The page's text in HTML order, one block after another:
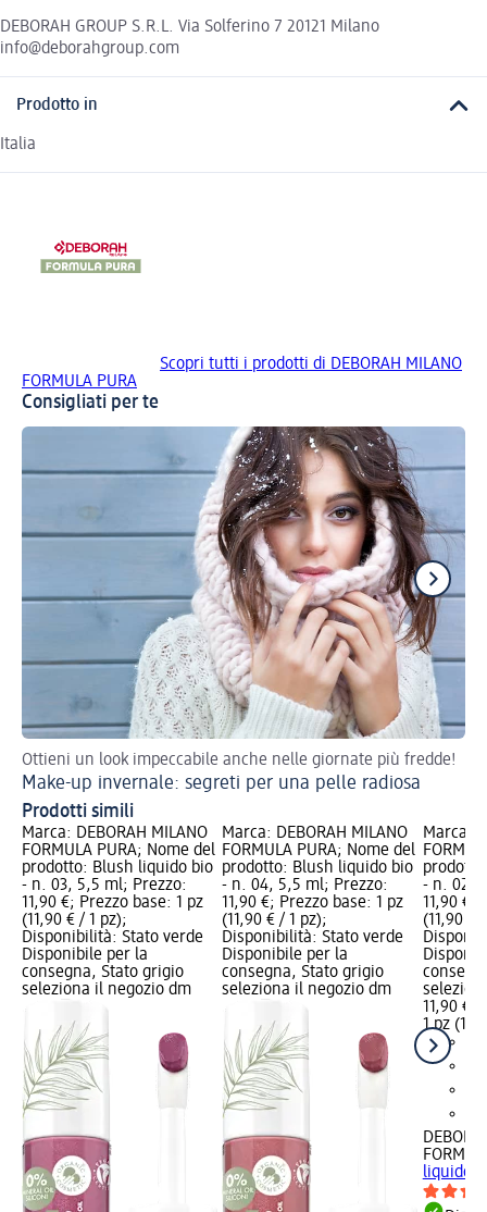
DEBORAH GROUP S.R.L. Via Solferino 7 20121 Milano
info@deborahgroup.com
Prodotto in
Italia
Scopri tutti i prodotti di DEBORAH MILANO
FORMULA PURA
Consigliati per te
Ottieni un look impeccabile anche nelle giornate più fredde!
Make-up invernale: segreti per una pelle radiosa
Prodotti simili
Marca: DEBORAH MILANO
FORMULA PURA; Nome del
prodotto: Blush liquido bio
- n. 03, 5,5 ml; Prezzo:
11,90 €; Prezzo base: 1 pz
(11,90 € / 1 pz);
Disponibilità: Stato verde
Disponibile per la
consegna, Stato grigio
seleziona il negozio dm
Marca: DEBORAH MILANO
FORMULA PURA; Nome del
prodotto: Blush liquido bio
- n. 04, 5,5 ml; Prezzo:
11,90 €; Prezzo base: 1 pz
(11,90 € / 1 pz);
Disponibilità: Stato verde
Disponibile per la
consegna, Stato grigio
seleziona il negozio dm
Marca:
- n. 02,
11,90 €;
(11,90 €
11,90 €
1 pz
liquido